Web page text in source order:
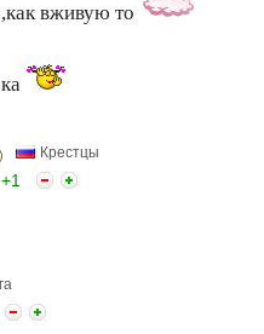
вживую то
Крестцы
+1